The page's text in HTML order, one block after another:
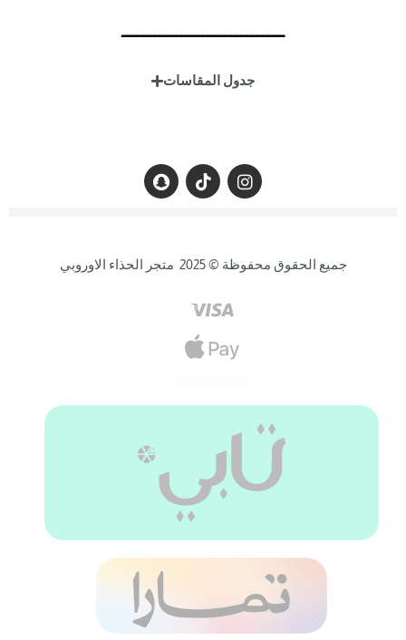
ــــــــــــــــــــــــــــــ
جدول المقاسات
جميع الحقوق محفوظة © 2025 متجر الحذاء الاوروبي